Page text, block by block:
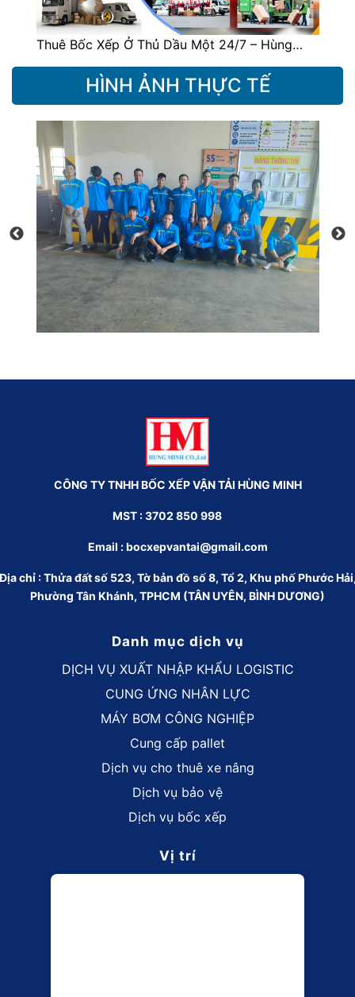
Thuê Bốc Xếp Ở Thủ Dầu Một 24/7 – Hùng…
HÌNH ẢNH THỰC TẾ
CÔNG TY TNHH BỐC XẾP VẬN TẢI HÙNG MINH
MST : 3702 850 998
Email :bocxepvantai@gmail.com
chỉ : Thửa đất số 523, Tờ bản đồ số 8, Tổ 2, Khu phố Phước
Phường Tân Khánh, TPHCM (TÂN UYÊN, BÌNH DƯƠNG)
Danh mục dịch vụ
DỊCH VỤ XUẤT NHẬP KHẨU LOGISTIC
CUNG ỨNG NHÂN LỰC
MÁY BƠM CÔNG NGHIỆP
Cung cấp pallet
Dịch vụ cho thuê xe nâng
Dịch vụ bảo vệ
Dịch vụ bốc xếp
Vị trí